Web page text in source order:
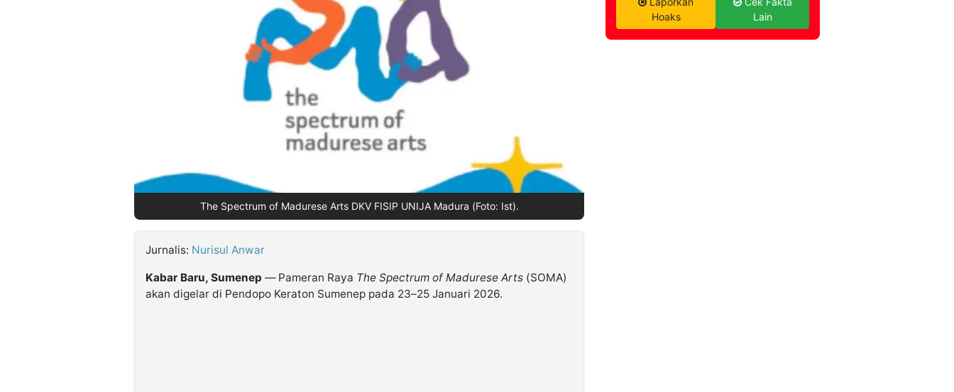
The Spectrum of Madurese Arts DKV FISIP UNIJA Madura (Foto: Ist).
Jurnalis: Nurisul Anwar
Kabar Baru, Sumenep — Pameran Raya The Spectrum of Madurese Arts (SOMA)
akan digelar di Pendopo Keraton Sumenep pada 23–25 Januari 2026.
Hoaks
Lain